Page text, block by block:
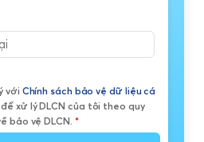
với Chính sách bảo vệ dữ liệu cá
xử lý DLCN của tôi theo quy
bảo vệ DLCN. *